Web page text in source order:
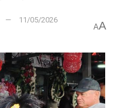
11/05/2026
AA